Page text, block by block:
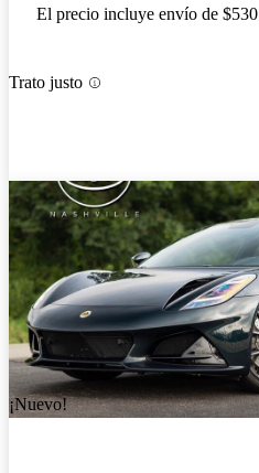
El precio incluye envío de $530
Trato justo
¡Nuevo!